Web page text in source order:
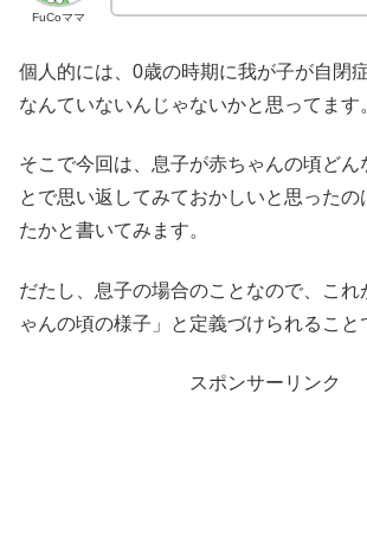
FuCoママ
個人的には、0歳の時期に我が子が自閉
なんていないんじゃないかと思ってます
そこで今回は、息子が赤ちゃんの頃どん
とで思い返してみておかしいと思ったの
たかと書いてみます。
だたし、息子の場合のことなので、これ
ゃんの頃の様子」と定義づけられること
スポンサーリンク